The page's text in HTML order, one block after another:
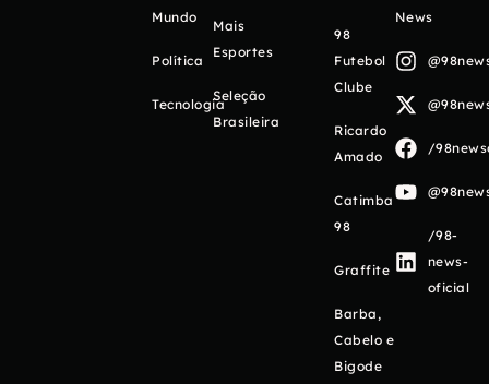
Mundo
Política
Tecnologia
Mais
Esportes
Seleção
Brasileira
98
Futebol
Clube
Ricardo
Amado
Catimba
98
Graffite
Barba,
Cabelo e
Bigode
News
/
/98-
news-
oficial